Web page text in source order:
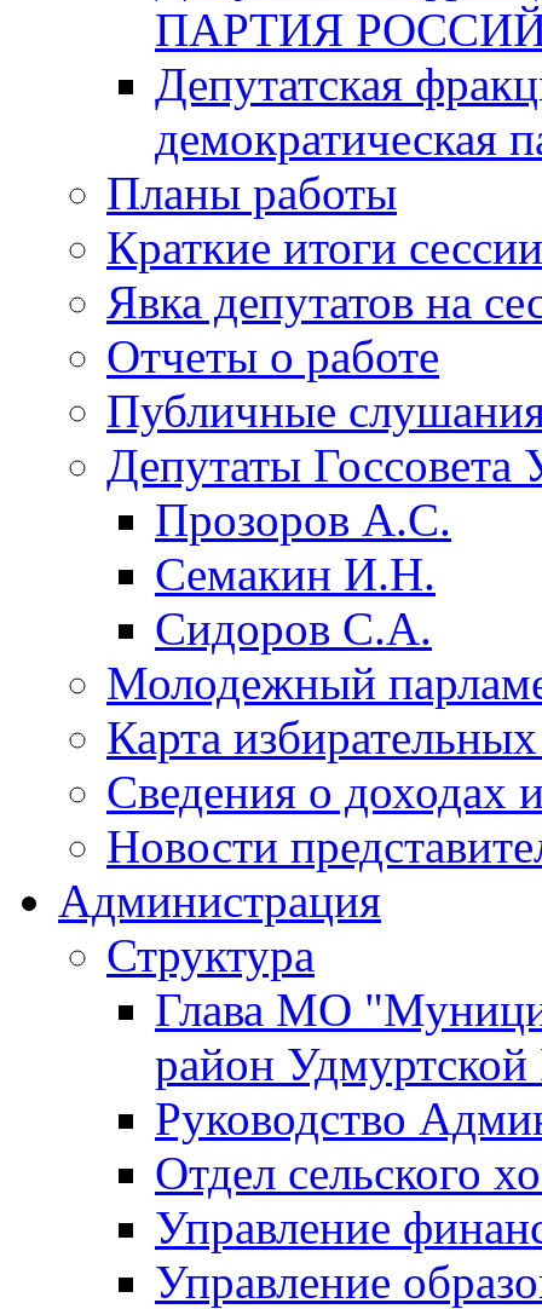
ПАРТИЯ
Депутатская
демократическая
Планы работы
Краткие итоги сессии
Явка депутатов на
Отчеты о работе
Публичные
Депутаты
Прозоров А.С.
Семакин И.Н.
Сидоров С.А.
Молодежный
Карта
Сведения о доходах
Новости
Администрация
Структура
Глава МО
район
Руководство
Отдел сельского
Управление
Управление